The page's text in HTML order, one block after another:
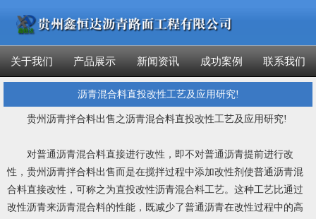
关于我们 产品展示 新闻资讯 成功案例 联系我们
沥青混合料直投改性工艺及应用研究!
贵州沥青拌合料出售之沥青混合料直投改性工艺及应用研究!
对普通沥青混合料直接进行改性，即不对普通沥青提前进行改
性，贵州沥青拌合料出售而是在搅拌过程中添加改性剂使普通沥青混
合料直接改性，可称之为直投改性沥青混合料工艺。这种工艺比通过
改性沥青来沥青混合料的性能，既减少了普通沥青在改性过程中的高